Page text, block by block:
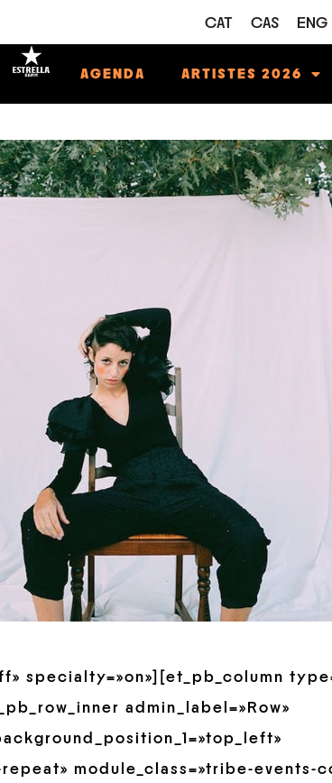
CAT CAS ENG
AGENDA ARTISTES 2026
specialty=»on»][et_pb_column
admin_label=»Row»
module_class=»tribe-events-